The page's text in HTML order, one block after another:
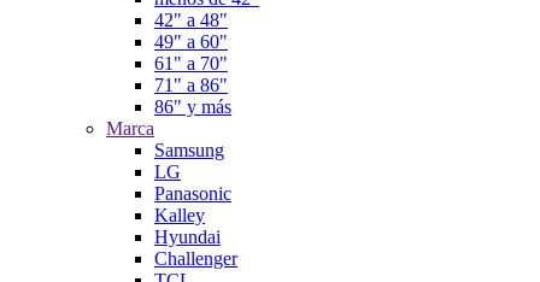
42" a 48"
49" a 60"
61" a 70"
71" a 86"
86" y más
Marca
Samsung
LG
Panasonic
Kalley
Hyundai
Challenger